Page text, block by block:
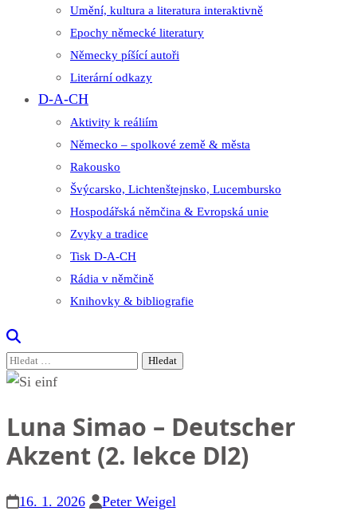
Umění, kultura a literatura interaktivně
Epochy německé literatury
Německy píšící autoři
Literární odkazy
D-A-CH
Aktivity k reáliím
Německo – spolkové země & města
Rakousko
Švýcarsko, Lichtenštejnsko, Lucembursko
Hospodářská němčina & Evropská unie
Zvyky a tradice
Tisk D-A-CH
Rádia v němčině
Knihovky & bibliografie
Vyhledávání
Luna Simao – Deutscher
Akzent (2. lekce Dl2)
16. 1. 2026 Peter Weigel